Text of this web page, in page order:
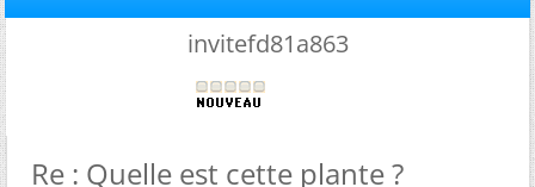
invitefd81a863
Re : Quelle est cette plante ?